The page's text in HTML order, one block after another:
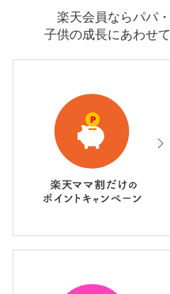
楽天会員ならパパ
子供の成長にあわせ